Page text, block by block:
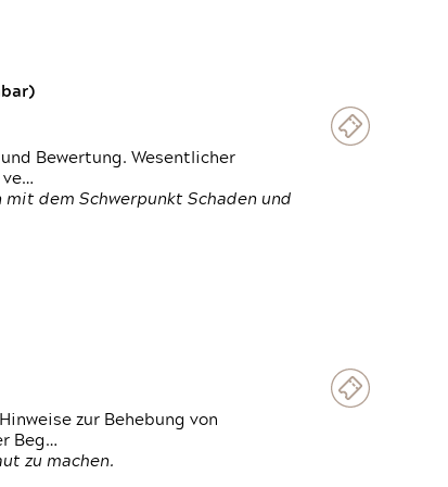
Bewertung. Wesentlicher
ve…
dem Schwerpunkt Schaden und
zur Behebung von
Beg…
zu machen.